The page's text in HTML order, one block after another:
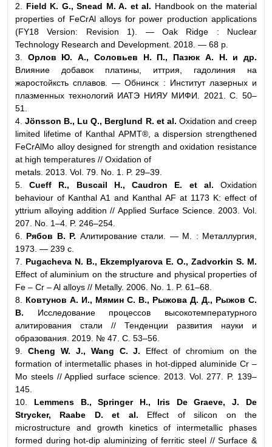
2. Field K. G., Snead M. A. et al. Handbook on the material
properties of FeCrAl alloys for power production applications
(FY18 Version: Revision 1). — Oak Ridge : Nuclear
Technology Research and Development. 2018. — 68 p.
3. Орлов Ю. А., Соловьев Н. П., Пазюк А. Н. и др.
Влияние добавок платины, иттрия, гадолиния на
жаростойксть сплавов. — Обнинск : Институт лазерных и
плазменных технологий ИАТЭ НИЯУ МИФИ. 2021. С. 50–
51.
4.Jönsson B., Lu Q., Berglund R. et al. Oxidation and creep
limited lifetime of Kanthal APMT®, a dispersion strengthened
FeCrAlMo alloy designed for strength and oxidation resistance
at high temperatures // Oxidation of
metals. 2013. Vol. 79. No. 1. P. 29–39.
5.Cueff R., Buscail H., Caudron E. et al. Oxidation
behaviour of Kanthal A1 and Kanthal AF at 1173 K: effect of
yttrium alloying addition // Applied Surface Science. 2003. Vol.
207. No. 1–4. P. 246–254.
6. Рябов В. Р. Алитирование стали. — М. : Металлургия,
1973. — 239 с.
7. Pugacheva N. B., Ekzemplyarova E. O., Zadvorkin S. M.
Effect of aluminium on the structure and physical properties of
Fe – Cr – Al alloys // Metally. 2006. No. 1. P. 61–68.
8.
Ковтунов А. И., Мямин С. В., Рыжова Д. Д., Рыжов С.
В. Исследование процессов высокотемпературного
алитирования стали // Тенденции развития науки и
образования. 2019. № 47. С. 53–56.
9. Cheng W. J., Wang C. J. Effect of chromium on the
formation of intermetallic phases in hot-dipped aluminide Cr –
Mo steels // Applied surface science. 2013. Vol. 277. P. 139–
145.
10. Lemmens B., Springer H., Iris De Graeve, J. De
Strycker, Raabe D. et al. Effect of silicon on the
microstructure and growth kinetics of intermetallic phases
formed during hot-dip aluminizing of ferritic steel // Surface &